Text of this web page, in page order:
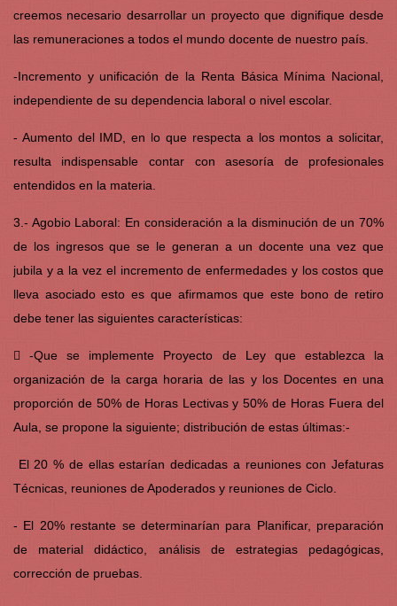
creemos necesario desarrollar un proyecto que dignifique desde
las remuneraciones a todos el mundo docente de nuestro país.
-Incremento y unificación de la Renta Básica Mínima Nacional,
independiente de su dependencia laboral o nivel escolar.
- Aumento del IMD, en lo que respecta a los montos a solicitar,
resulta indispensable contar con asesoría de profesionales
entendidos en la materia.
3.- Agobio Laboral: En consideración a la disminución de un 70%
de los ingresos que se le generan a un docente una vez que
jubila y a la vez el incremento de enfermedades y los costos que
lleva asociado esto es que afirmamos que este bono de retiro
debe tener las siguientes características:
 -Que se implemente Proyecto de Ley que establezca la
organización de la carga horaria de las y los Docentes en una
proporción de 50% de Horas Lectivas y 50% de Horas Fuera del
Aula, se propone la siguiente; distribución de estas últimas:-
El 20 % de ellas estarían dedicadas a reuniones con Jefaturas
Técnicas, reuniones de Apoderados y reuniones de Ciclo.
- El 20% restante se determinarían para Planificar, preparación
de material didáctico, análisis de estrategias pedagógicas,
corrección de pruebas.